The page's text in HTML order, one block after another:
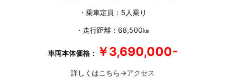
・乗車定員：5人乗り
・走行距離：68,500㎞
車両本体価格： ￥3,690,000-
詳しくはこちら→アクセス